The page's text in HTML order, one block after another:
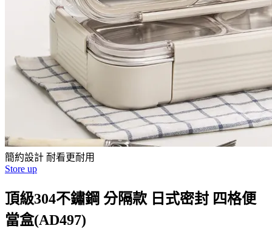
簡約設計 耐看更耐用
Store up
頂級304不鏽鋼 分隔款 日式密封 四格便
當盒(AD497)